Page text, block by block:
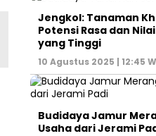
Jengkol: Tanaman
Potensi Rasa dan
yang Tinggi
10 Agustus 2025 | 12:45
Budidaya Jamur
Usaha dari Jerami